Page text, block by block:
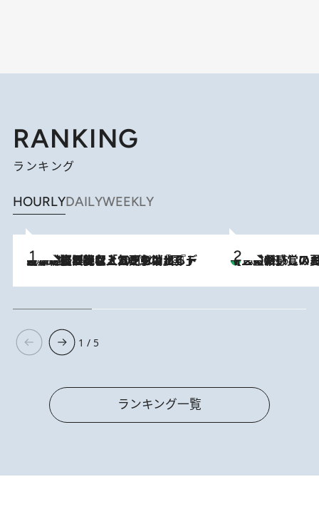
RANKING
ランキング
HOURLYDAILYWEEKLY
2026.8.5
【なぜ吉沢亮は「気配を消せる」のか？】興行収入208億の『国宝』を経て挑むミュージカル『ディア・エヴァン・ハンセン』。トップ俳優が舞台上でさらけ出した“孤独”とは 2026.8.6
【三重県】この夏絶対食べたい 冷やしておいしいおやつ3選 お餅×
1 / 5
ランキング一覧